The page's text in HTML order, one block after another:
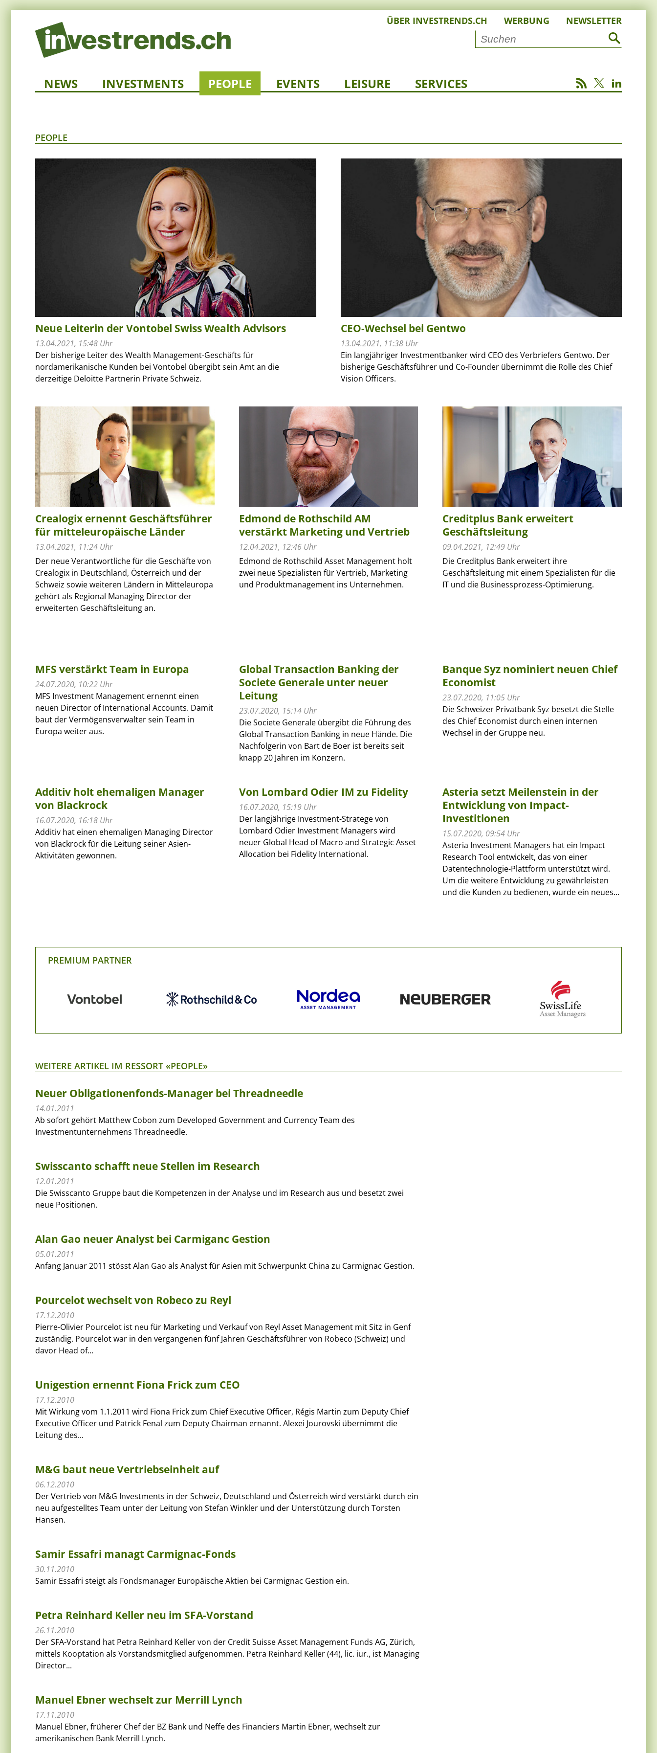
ÜBER INVESTRENDS.CH WERBUNG NEWSLETTER
NEWS INVESTMENTS PEOPLE EVENTS LEISURE SERVICES
PEOPLE
Neue Leiterin der Vontobel Swiss Wealth Advisors
13.04.2021, 15:48 Uhr
Der bisherige Leiter des Wealth Management-Geschäfts für
nordamerikanische Kunden bei Vontobel übergibt sein Amt an die
derzeitige Deloitte Partnerin Private Schweiz.
CEO-Wechsel bei Gentwo
13.04.2021, 11:38 Uhr
Ein langjähriger Investmentbanker wird CEO des Verbriefers Gentwo. Der
bisherige Geschäftsführer und Co-Founder übernimmt die Rolle des Chief
Vision Officers.
Crealogix ernennt Geschäftsführer
für mitteleuropäische Länder
13.04.2021, 11:24 Uhr
Der neue Verantwortliche für die Geschäfte von
Crealogix in Deutschland, Österreich und der
Schweiz sowie weiteren Ländern in Mitteleuropa
gehört als Regional Managing Director der
erweiterten Geschäftsleitung an.
Edmond de Rothschild AM
verstärkt Marketing und Vertrieb
12.04.2021, 12:46 Uhr
Edmond de Rothschild Asset Management holt
zwei neue Spezialisten für Vertrieb, Marketing
und Produktmanagement ins Unternehmen.
Creditplus Bank erweitert
Geschäftsleitung
09.04.2021, 12:49 Uhr
Die Creditplus Bank erweitert ihre
Geschäftsleitung mit einem Spezialisten für die
IT und die Businessprozess-Optimierung.
MFS verstärkt Team in Europa
24.07.2020, 10:22 Uhr
MFS Investment Management ernennt einen
neuen Director of International Accounts. Damit
baut der Vermögensverwalter sein Team in
Europa weiter aus.
Global Transaction Banking der
Societe Generale unter neuer
Leitung
23.07.2020, 15:14 Uhr
Die Societe Generale übergibt die Führung des
Global Transaction Banking in neue Hände. Die
Nachfolgerin von Bart de Boer ist bereits seit
knapp 20 Jahren im Konzern.
Banque Syz nominiert neuen Chief
Economist
23.07.2020, 11:05 Uhr
Die Schweizer Privatbank Syz besetzt die Stelle
des Chief Economist durch einen internen
Wechsel in der Gruppe neu.
Additiv holt ehemaligen Manager
von Blackrock
16.07.2020, 16:18 Uhr
Additiv hat einen ehemaligen Managing Director
von Blackrock für die Leitung seiner Asien-
Aktivitäten gewonnen.
Von Lombard Odier IM zu Fidelity
16.07.2020, 15:19 Uhr
Der langjährige Investment-Stratege von
Lombard Odier Investment Managers wird
neuer Global Head of Macro and Strategic Asset
Allocation bei Fidelity International.
Asteria setzt Meilenstein in der
Entwicklung von Impact-
Investitionen
15.07.2020, 09:54 Uhr
Asteria Investment Managers hat ein Impact
Research Tool entwickelt, das von einer
Datentechnologie-Plattform unterstützt wird.
Um die weitere Entwicklung zu gewährleisten
und die Kunden zu bedienen, wurde ein neues...
PREMIUM PARTNER
WEITERE ARTIKEL IM RESSORT «PEOPLE»
Neuer Obligationenfonds-Manager bei Threadneedle
14.01.2011
Ab sofort gehört Matthew Cobon zum Developed Government and Currency Team des
Investmentunternehmens Threadneedle.
Swisscanto schafft neue Stellen im Research
12.01.2011
Die Swisscanto Gruppe baut die Kompetenzen in der Analyse und im Research aus und besetzt zwei
neue Positionen.
Alan Gao neuer Analyst bei Carmiganc Gestion
05.01.2011
Anfang Januar 2011 stösst Alan Gao als Analyst für Asien mit Schwerpunkt China zu Carmignac Gestion.
Pourcelot wechselt von Robeco zu Reyl
17.12.2010
Pierre-Olivier Pourcelot ist neu für Marketing und Verkauf von Reyl Asset Management mit Sitz in Genf
zuständig. Pourcelot war in den vergangenen fünf Jahren Geschäftsführer von Robeco (Schweiz) und
davor Head of...
Unigestion ernennt Fiona Frick zum CEO
17.12.2010
Mit Wirkung vom 1.1.2011 wird Fiona Frick zum Chief Executive Officer, Régis Martin zum Deputy Chief
Executive Officer und Patrick Fenal zum Deputy Chairman ernannt. Alexei Jourovski übernimmt die
Leitung des...
M&G baut neue Vertriebseinheit auf
06.12.2010
Der Vertrieb von M&G Investments in der Schweiz, Deutschland und Österreich wird verstärkt durch ein
neu aufgestelltes Team unter der Leitung von Stefan Winkler und der Unterstützung durch Torsten
Hansen.
Samir Essafri managt Carmignac-Fonds
30.11.2010
Samir Essafri steigt als Fondsmanager Europäische Aktien bei Carmignac Gestion ein.
Petra Reinhard Keller neu im SFA-Vorstand
26.11.2010
Der SFA-Vorstand hat Petra Reinhard Keller von der Credit Suisse Asset Management Funds AG, Zürich,
mittels Kooptation als Vorstandsmitglied aufgenommen. Petra Reinhard Keller (44), lic. iur., ist Managing
Director...
Manuel Ebner wechselt zur Merrill Lynch
17.11.2010
Manuel Ebner, früherer Chef der BZ Bank und Neffe des Financiers Martin Ebner, wechselt zur
amerikanischen Bank Merrill Lynch.